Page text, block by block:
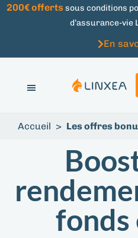
200€ offerts sous conditions
d’assurance-vie
En
Accueil > Les offres
fonds